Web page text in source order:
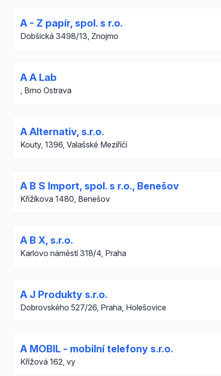
A - Z papír, spol. s r.o.
Dobšická 3498/13, Znojmo
A A Lab
, Brno Ostrava
A Alternativ, s.r.o.
Kouty, 1396, Valašské Meziříčí
A B S Import, spol. s r.o., Benešov
Křižíkova 1480, Benešov
A B X, s.r.o.
Karlovo náměstí 318/4, Praha
A J Produkty s.r.o.
Dobrovského 527/26, Praha, Holešovice
A MOBIL - mobilní telefony s.r.o.
Křížová 162, vy